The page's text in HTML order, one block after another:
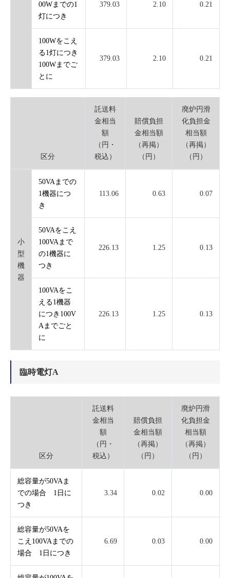
00Wまでの1
灯につき
379.03 2.10 0.21
100Wをこえ
る1灯につき
100Wまでご
とに
379.03 2.10 0.21
区分
託送料
金相当
額
（円・
税込）
賠償負担
金相当額
（再掲）
（円）
廃炉円滑
化負担金
相当額
（再掲）
（円）
小
型
機
器
50VAまでの
1機器につ
き
113.06 0.63 0.07
50VAをこえ
100VAまで
の1機器に
つき
226.13 1.25 0.13
100VAをこ
える1機器
につき100V
Aまでごと
に
226.13 1.25 0.13
臨時電灯A
区分
託送料
金相当
額
（円・
税込）
賠償負担
金相当額
（再掲）
（円）
廃炉円滑
化負担金
相当額
（再掲）
（円）
総容量が50VAま
での場合 1日に
つき
3.34 0.02 0.00
総容量が50VAを
こえ100VAまでの
場合 1日につき
6.69 0.03 0.00